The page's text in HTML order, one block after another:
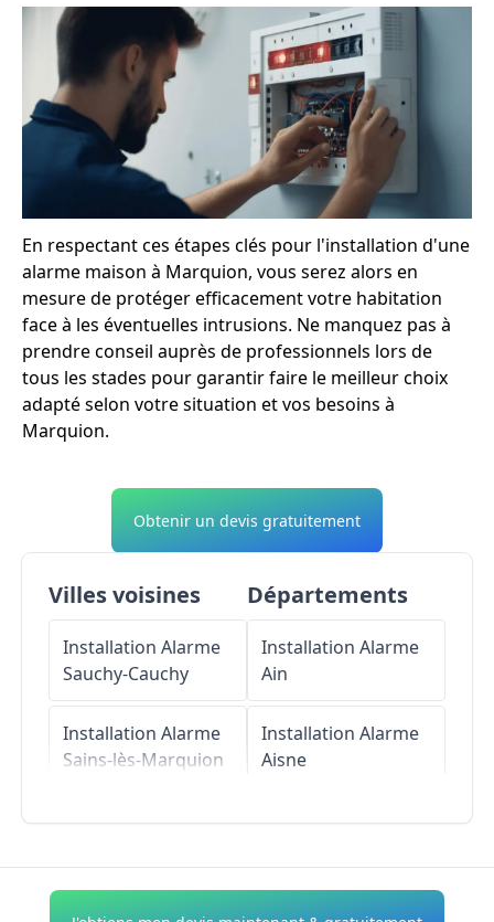
En respectant ces étapes clés pour l'installation d'une
alarme maison à Marquion, vous serez alors en
mesure de protéger efficacement votre habitation
face à les éventuelles intrusions. Ne manquez pas à
prendre conseil auprès de professionnels lors de
tous les stades pour garantir faire le meilleur choix
adapté selon votre situation et vos besoins à
Marquion.
Obtenir un devis gratuitement
Villes voisines
Installation Alarme
Sauchy-Cauchy
Installation Alarme
Sains-lès-Marquion
Installation Alarme
Départements
Installation Alarme
Ain
Installation Alarme
Aisne
Installation Alarme